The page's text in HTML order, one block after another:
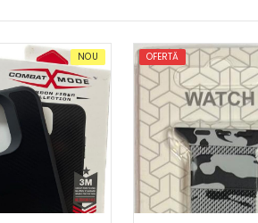
NOU OFERTĂ